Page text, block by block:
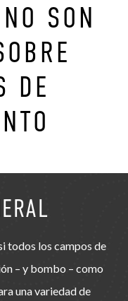
SON
DE
todos los campos de
– y bombo – como
una variedad de